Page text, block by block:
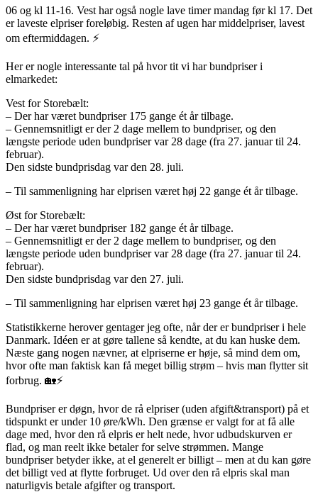
06 og kl 11-16. Vest har også nogle lave timer mandag før kl 17. Det
er laveste elpriser foreløbig. Resten af ugen har middelpriser, lavest
om eftermiddagen. ⚡️
Her er nogle interessante tal på hvor tit vi har bundpriser i
elmarkedet:
Vest for Storebælt:
– Der har været bundpriser 175 gange ét år tilbage.
– Gennemsnitligt er der 2 dage mellem to bundpriser, og den
længste periode uden bundpriser var 28 dage (fra 27. januar til 24.
februar).
Den sidste bundprisdag var den 28. juli.
– Til sammenligning har elprisen været høj 22 gange ét år tilbage.
Øst for Storebælt:
– Der har været bundpriser 182 gange ét år tilbage.
– Gennemsnitligt er der 2 dage mellem to bundpriser, og den
længste periode uden bundpriser var 28 dage (fra 27. januar til 24.
februar).
Den sidste bundprisdag var den 27. juli.
– Til sammenligning har elprisen været høj 23 gange ét år tilbage.
Statistikkerne herover gentager jeg ofte, når der er bundpriser i hele
Danmark. Idéen er at gøre tallene så kendte, at du kan huske dem.
Næste gang nogen nævner, at elpriserne er høje, så mind dem om,
hvor ofte man faktisk kan få meget billig strøm – hvis man flytter sit
forbrug. 🏡⚡
Bundpriser er døgn, hvor de rå elpriser (uden afgift&transport) på et
tidspunkt er under 10 øre/kWh. Den grænse er valgt for at få alle
dage med, hvor den rå elpris er helt nede, hvor udbudskurven er
flad, og man reelt ikke betaler for selve strømmen. Mange
bundpriser betyder ikke, at el generelt er billigt – men at du kan gøre
det billigt ved at flytte forbruget. Ud over den rå elpris skal man
naturligvis betale afgifter og transport.